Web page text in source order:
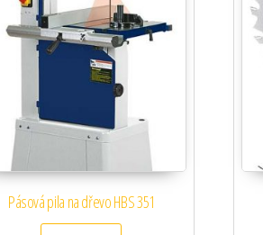
Pásová pila na dřevo HBS 351